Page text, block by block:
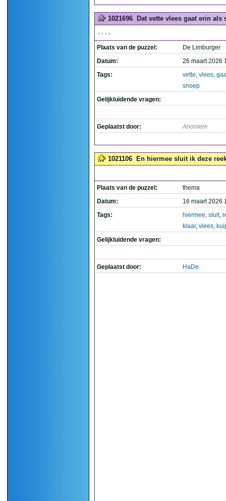
1021696 Dat vette vlees gaat erin als
....
Plaats van de puzzel:
De Limburger
Datum:
26 maart 2026
Tags:
vette, vlees,
snoep
Gelijkluidende vragen:
Geplaatst door: Anoniem
1021106 En hiermee sluit ik deze
Plaats van de puzzel:
thema
Datum:
16 maart 2026
Tags:
hiermee, sluit,
klaar, vlees,
Gelijkluidende vragen:
Geplaatst door: HaDe